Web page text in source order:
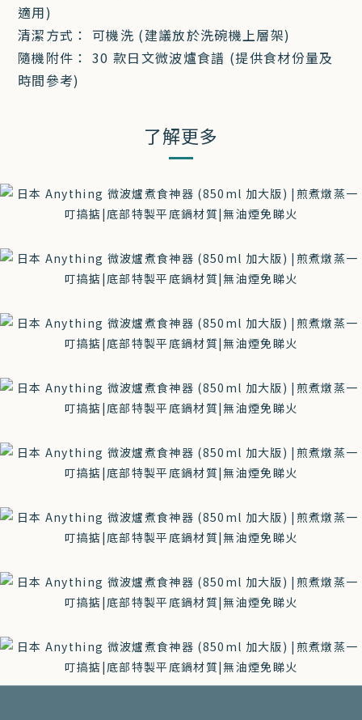
適用)
清潔方式： 可機洗 (建議放於洗碗機上層架)
隨機附件： 30 款日文微波爐食譜 (提供食材份量及
時間參考)
了解更多